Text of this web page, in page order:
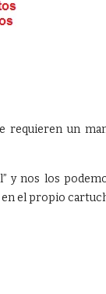
requieren un
y nos los
en el propio